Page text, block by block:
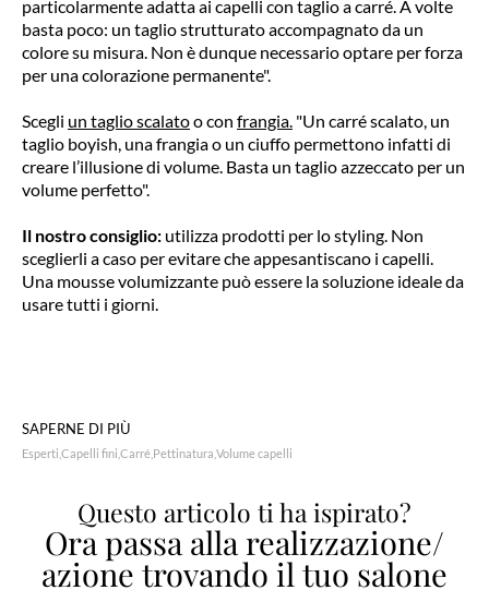
particolarmente adatta ai capelli con taglio a carré. A volte
basta poco: un taglio strutturato accompagnato da un
colore su misura. Non è dunque necessario optare per forza
per una colorazione permanente".
Scegli un taglio scalatoo con frangia. "Un carré scalato, un
taglio boyish, una frangia o un ciuffo permettono infatti di
creare l’illusione di volume. Basta un taglio azzeccato per un
volume perfetto".
Il nostro consiglio: utilizza prodotti per lo styling. Non
sceglierli a caso per evitare che appesantiscano i capelli.
Una mousse volumizzante può essere la soluzione ideale da
usare tutti i giorni.
SAPERNE DI PIÙ
Esperti Capelli fini Carré Pettinatura Volume capelli
Questo articolo ti ha ispirato?
Ora passa alla realizzazione/
azione trovando il tuo salone